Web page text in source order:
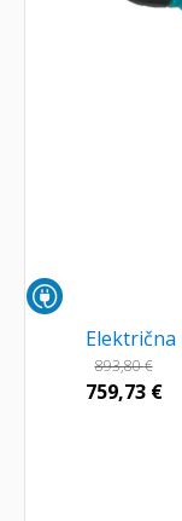
Električna
893,80€
759,73 €